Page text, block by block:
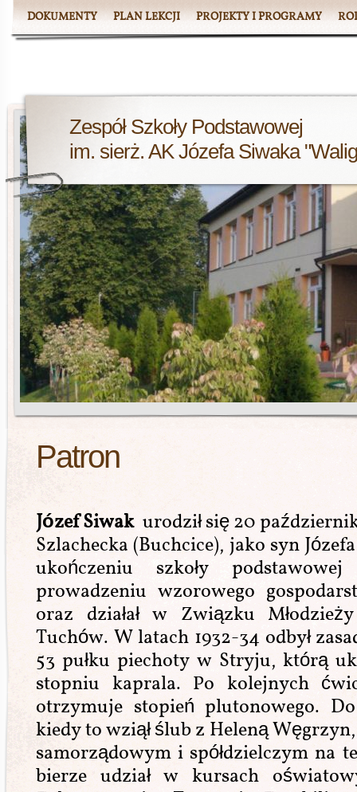
DOKUMENTY PLAN LEKCJI PROJEKTY I PROGRAMY
Zespół Szkoły Podstawowej
im. sierż. AK Józefa Siwaka
Patron
Józef Siwakurodził się 20
Szlachecka (Buchcice), jako syn
ukończeniu szkoły
prowadzeniu wzorowego
oraz działał w Związku
Tuchów. W latach 1932-34 odbył
53 pułku piechoty w Stryju, którą
stopniu kaprala. Po kolejnych
otrzymuje stopień plutonowego.
kiedy to wziął ślub z Heleną
samorządowym i spółdzielczym na
bierze udział w kursach